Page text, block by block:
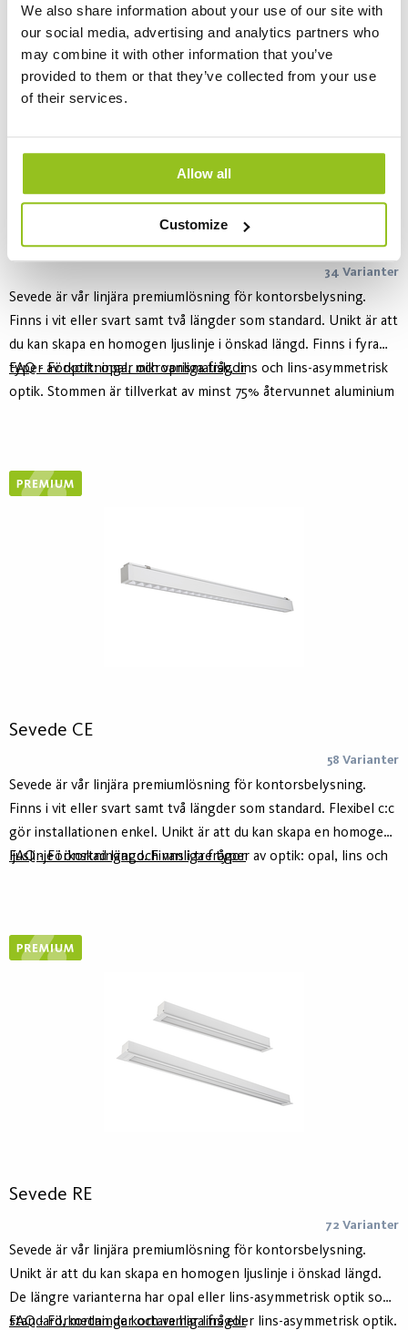
We also share information about your use of our site with
our social media, advertising and analytics partners who
may combine it with other information that you’ve
provided to them or that they’ve collected from your use
of their services.
Allow all
Customize
Sevede PE
34 Varianter
Sevede är vår linjära premiumlösning för kontorsbelysning.
Finns i vit eller svart samt två längder som standard. Unikt är att
du kan skapa en homogen ljuslinje i önskad längd. Finns i fyra
typer av optik: opal, mikroprismatisk, lins och lins-asymmetrisk
optik. Stommen är tillverkat av minst 75% återvunnet aluminium
FAQ - Förkortningar och vanliga frågor
Sevede CE
58 Varianter
Sevede är vår linjära premiumlösning för kontorsbelysning.
Finns i vit eller svart samt två längder som standard. Flexibel c:c
gör installationen enkel. Unikt är att du kan skapa en homogen
ljuslinje i önskad längd. Finns i tre typer av optik: opal, lins och
FAQ - Förkortningar och vanliga frågor
Sevede RE
72 Varianter
Sevede är vår linjära premiumlösning för kontorsbelysning.
Unikt är att du kan skapa en homogen ljuslinje i önskad längd.
De längre varianterna har opal eller lins-asymmetrisk optik som
standard, medan de kortare har lins eller lins-asymmetrisk optik.
FAQ - Förkortningar och vanliga frågor